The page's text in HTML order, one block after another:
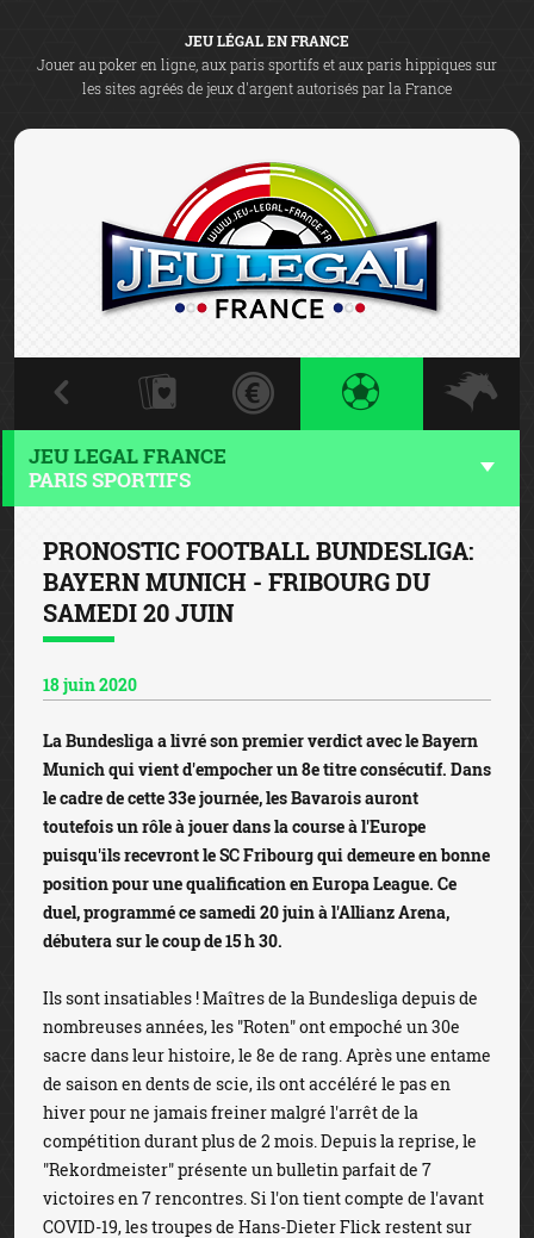
JEU LÉGAL EN FRANCE
Jouer au poker en ligne, aux paris sportifs et aux paris hippiques sur
les sites agréés de jeux d'argent autorisés par la France
JEU LEGAL FRANCE
PARIS SPORTIFS
PRONOSTIC FOOTBALL BUNDESLIGA:
BAYERN MUNICH - FRIBOURG DU
SAMEDI 20 JUIN
18 juin 2020
La Bundesliga a livré son premier verdict avec le Bayern
Munich qui vient d'empocher un 8e titre consécutif. Dans
le cadre de cette 33e journée, les Bavarois auront
toutefois un rôle à jouer dans la course à l'Europe
puisqu'ils recevront le SC Fribourg qui demeure en bonne
position pour une qualification en Europa League. Ce
duel, programmé ce samedi 20 juin à l'Allianz Arena,
débutera sur le coup de 15 h 30.
Ils sont insatiables ! Maîtres de la Bundesliga depuis de
nombreuses années, les "Roten" ont empoché un 30e
sacre dans leur histoire, le 8e de rang. Après une entame
de saison en dents de scie, ils ont accéléré le pas en
hiver pour ne jamais freiner malgré l'arrêt de la
compétition durant plus de 2 mois. Depuis la reprise, le
"Rekordmeister" présente un bulletin parfait de 7
victoires en 7 rencontres. Si l'on tient compte de l'avant
COVID-19, les troupes de Hans-Dieter Flick restent sur